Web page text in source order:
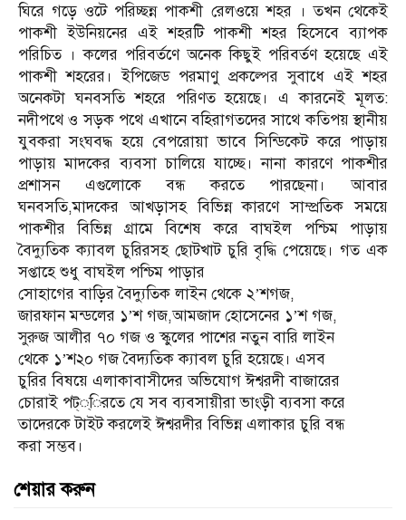
ঘিরে গড়ে ওটে পরিচ্ছন্ন পাকশী রেলওয়ে শহর । তখন থেকেই
পাকশী ইউনিয়নের এই শহরটি পাকশী শহর হিসেবে ব্যাপক
পরিচিত । কলের পরিবর্তণে অনেক কিছুই পরিবর্তণ হয়েছে এই
পাকশী শহরের। ইপিজেড পরমাণু প্রকল্পের সুবাধে এই শহর
অনেকটা ঘনবসতি শহরে পরিণত হয়েছে। এ কারনেই মূলত:
নদীপথে ও সড়ক পথে এখানে বহিরাগতদের সাথে কতিপয় স্থানীয়
যুবকরা সংঘবদ্ধ হয়ে বেপরোয়া ভাবে সিন্ডিকেট করে পাড়ায়
পাড়ায় মাদকের ব্যবসা চালিয়ে যাচ্ছে। নানা কারণে পাকশীর
প্রশাসন এগুলোকে বন্ধ করতে পারছেনা। আবার
ঘনবসতি,মাদকের আখড়াসহ বিভিন্ন কারণে সাম্প্রতিক সময়ে
পাকশীর বিভিন্ন গ্রামে বিশেষ করে বাঘইল পশ্চিম পাড়ায়
বৈদ্যুতিক ক্যাবল চুরিরসহ ছোটখাট চুরি বৃদ্ধি পেয়েছে। গত এক
সপ্তাহে শুধু বাঘইল পশ্চিম পাড়ার
সোহাগের বাড়ির বৈদ্যুতিক লাইন থেকে ২’শগজ,
জারফান মন্ডলের ১’শ গজ,আমজাদ হোসেনের ১’শ গজ,
সুরুজ আলীর ৭০ গজ ও স্কুলের পাশের নতুন বারি লাইন
থেকে ১’শ২০ গজ বৈদ্যতিক ক্যাবল চুরি হয়েছে। এসব
চুরির বিষয়ে এলাকাবাসীদের অভিযোগ ঈশ্বরদী বাজারের
চোরাই পট্্িরতে যে সব ব্যবসায়ীরা ভাংড়ী ব্যবসা করে
তাদেরকে টাইট করলেই ঈশ্বরদীর বিভিন্ন এলাকার চুরি বন্ধ
করা সম্ভব।
শেয়ার করুন